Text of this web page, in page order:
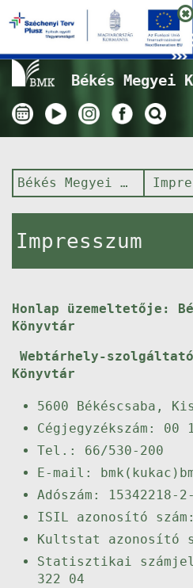
Nyitvatartás
Békés Megyei
Békés Megyei Könyvtár
Impresszum
Honlap üzemeltetője:
Könyvtár
Webtárhely-
Könyvtár
5600 Békéscsaba,
Cégjegyzékszám: 00
Tel.: 66/530-200
E-mail:
Adószám: 15342218-
ISIL azonosító
Kultstat azonosító
Statisztikai
322 04